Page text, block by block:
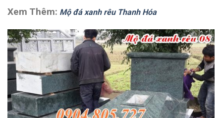
Xem Thêm: Mộ đá xanh rêu Thanh Hóa